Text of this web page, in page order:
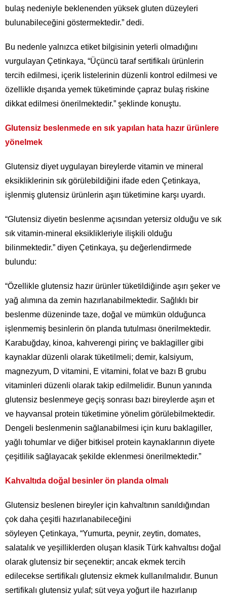
bulaş nedeniyle beklenenden yüksek gluten düzeyleri
bulunabileceğini göstermektedir.” dedi.
Bu nedenle yalnızca etiket bilgisinin yeterli olmadığını
vurgulayan Çetinkaya, “Üçüncü taraf sertifikalı ürünlerin
tercih edilmesi, içerik listelerinin düzenli kontrol edilmesi ve
özellikle dışarıda yemek tüketiminde çapraz bulaş riskine
dikkat edilmesi önerilmektedir.” şeklinde konuştu.
Glutensiz beslenmede en sık yapılan hata hazır ürünlere
yönelmek
Glutensiz diyet uygulayan bireylerde vitamin ve mineral
eksikliklerinin sık görülebildiğini ifade eden Çetinkaya,
işlenmiş glutensiz ürünlerin aşırı tüketimine karşı uyardı.
“Glutensiz diyetin beslenme açısından yetersiz olduğu ve sık
sık vitamin-mineral eksiklikleriyle ilişkili olduğu
bilinmektedir.” diyen Çetinkaya, şu değerlendirmede
bulundu:
“Özellikle glutensiz hazır ürünler tüketildiğinde aşırı şeker ve
yağ alımına da zemin hazırlanabilmektedir. Sağlıklı bir
beslenme düzeninde taze, doğal ve mümkün olduğunca
işlenmemiş besinlerin ön planda tutulması önerilmektedir.
Karabuğday, kinoa, kahverengi pirinç ve baklagiller gibi
kaynaklar düzenli olarak tüketilmeli; demir, kalsiyum,
magnezyum, D vitamini, E vitamini, folat ve bazı B grubu
vitaminleri düzenli olarak takip edilmelidir. Bunun yanında
glutensiz beslenmeye geçiş sonrası bazı bireylerde aşırı et
ve hayvansal protein tüketimine yönelim görülebilmektedir.
Dengeli beslenmenin sağlanabilmesi için kuru baklagiller,
yağlı tohumlar ve diğer bitkisel protein kaynaklarının diyete
çeşitlilik sağlayacak şekilde eklenmesi önerilmektedir.”
Kahvaltıda doğal besinler ön planda olmalı
Glutensiz beslenen bireyler için kahvaltının sanıldığından
çok daha çeşitli hazırlanabileceğini
söyleyen Çetinkaya, “Yumurta, peynir, zeytin, domates,
salatalık ve yeşilliklerden oluşan klasik Türk kahvaltısı doğal
olarak glutensiz bir seçenektir; ancak ekmek tercih
edilecekse sertifikalı glutensiz ekmek kullanılmalıdır. Bunun
sertifikalı glutensiz yulaf; süt veya yoğurt ile hazırlanıp